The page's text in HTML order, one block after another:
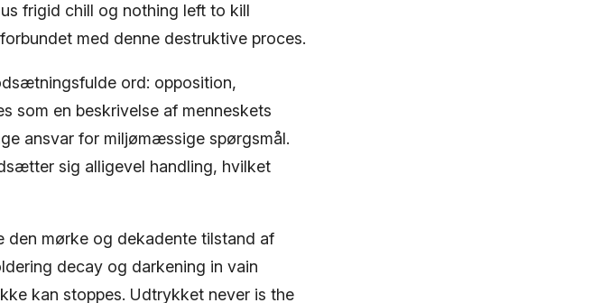
frigid chill og nothing left to kill
med denne destruktive proces.
ord: opposition,
som en beskrivelse af menneskets
ansvar for miljømæssige spørgsmål.
sig alligevel handling, hvilket
mørke og dekadente tilstand af
decay og darkening in vain
kan stoppes. Udtrykket never is the